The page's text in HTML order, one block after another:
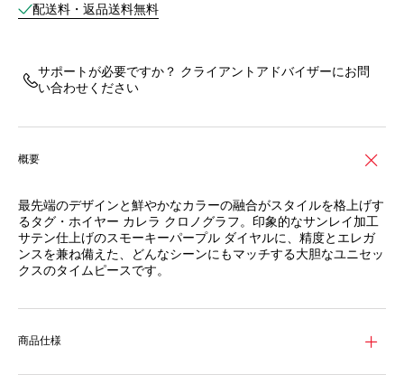
配送料・返品送料無料
サポートが必要ですか？ クライアントアドバイザーにお問
い合わせください
概要
最先端のデザインと鮮やかなカラーの融合がスタイルを格上げす
るタグ・ホイヤー カレラ クロノグラフ。印象的なサンレイ加工
サテン仕上げのスモーキーパープル ダイヤルに、精度とエレガ
ンスを兼ね備えた、どんなシーンにもマッチする大胆なユニセッ
クスのタイムピースです。
サンレイ加工サテン仕上げのスモーキーパープル ダイヤル。ブ
商品仕様